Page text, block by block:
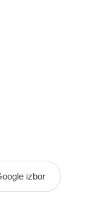
izbor